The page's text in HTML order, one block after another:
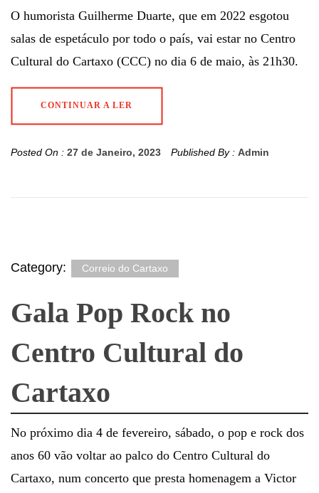
O humorista Guilherme Duarte, que em 2022 esgotou
salas de espetáculo por todo o país, vai estar no Centro
Cultural do Cartaxo (CCC) no dia 6 de maio, às 21h30.
CONTINUAR A LER
Posted On : 27 de Janeiro, 2023 Published By : Admin
Category: Correio do Cartaxo
Gala Pop Rock no
Centro Cultural do
Cartaxo
No próximo dia 4 de fevereiro, sábado, o pop e rock dos
anos 60 vão voltar ao palco do Centro Cultural do
Cartaxo, num concerto que presta homenagem a Victor